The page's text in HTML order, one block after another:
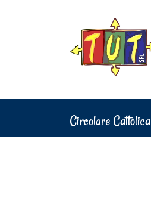
Circolare Cattolica